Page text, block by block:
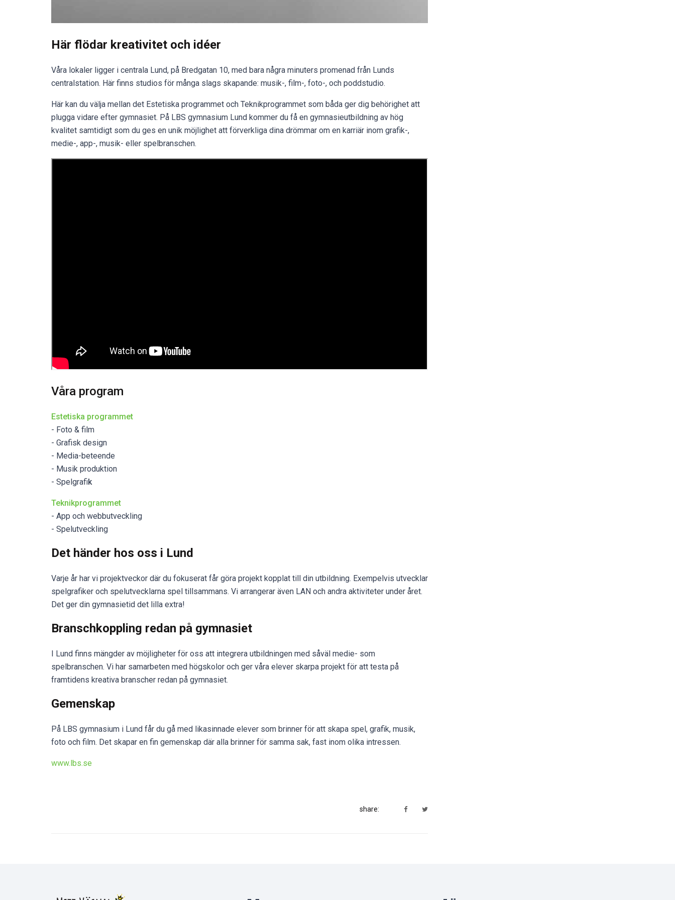
Här flödar kreativitet och idéer
Våra lokaler ligger i centrala Lund, på Bredgatan 10, med bara några minuters promenad från Lunds
centralstation. Här finns studios för många slags skapande: musik-, film-, foto-, och poddstudio.
Här kan du välja mellan det Estetiska programmet och Teknikprogrammet som båda ger dig behörighet att
plugga vidare efter gymnasiet. På LBS gymnasium Lund kommer du få en gymnasieutbildning av hög
kvalitet samtidigt som du ges en unik möjlighet att förverkliga dina drömmar om en karriär inom grafik-,
medie-, app-, musik- eller spelbranschen.
Våra program
Estetiska programmet
- Foto & film
- Grafisk design
- Media-beteende
- Musik produktion
- Spelgrafik
Teknikprogrammet
- App och webbutveckling
- Spelutveckling
Det händer hos oss i Lund
Varje år har vi projektveckor där du fokuserat får göra projekt kopplat till din utbildning. Exempelvis utvecklar
spelgrafiker och spelutvecklarna spel tillsammans. Vi arrangerar även LAN och andra aktiviteter under året.
Det ger din gymnasietid det lilla extra!
Branschkoppling redan på gymnasiet
I Lund finns mängder av möjligheter för oss att integrera utbildningen med såväl medie- som
spelbranschen. Vi har samarbeten med högskolor och ger våra elever skarpa projekt för att testa på
framtidens kreativa branscher redan på gymnasiet.
Gemenskap
På LBS gymnasium i Lund får du gå med likasinnade elever som brinner för att skapa spel, grafik, musik,
foto och film. Det skapar en fin gemenskap där alla brinner för samma sak, fast inom olika intressen.
www.lbs.se
share: